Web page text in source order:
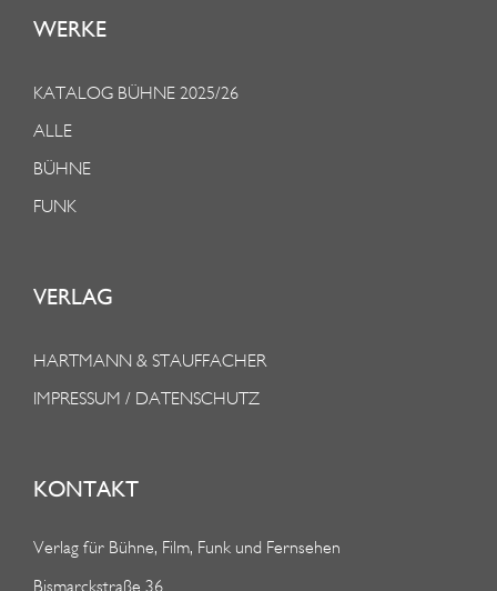
WERKE
KATALOG BÜHNE 2025/26
ALLE
BÜHNE
FUNK
VERLAG
HARTMANN & STAUFFACHER
IMPRESSUM / DATENSCHUTZ
KONTAKT
Verlag für Bühne, Film, Funk und Fernsehen
Bismarckstraße 36